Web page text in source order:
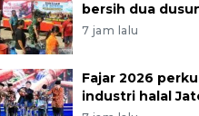
bersih dua
7 jam lalu
Fajar 2026
industri halal